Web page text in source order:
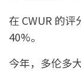
在 CWUR 的
40%。
今年，多伦多